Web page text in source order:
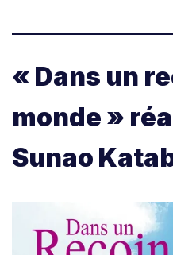
« Dans un
monde »
Sunao